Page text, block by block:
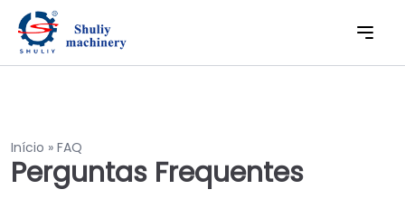
Início » FAQ
Perguntas Frequentes